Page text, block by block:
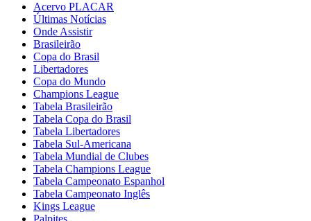
Acervo PLACAR
Últimas Notícias
Onde Assistir
Brasileirão
Copa do Brasil
Libertadores
Copa do Mundo
Champions League
Tabela Brasileirão
Tabela Copa do Brasil
Tabela Libertadores
Tabela Sul-Americana
Tabela Mundial de Clubes
Tabela Champions League
Tabela Campeonato Espanhol
Tabela Campeonato Inglês
Kings League
Palpites